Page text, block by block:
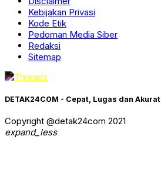
Kebijakan Privasi
Kode Etik
Pedoman Media Siber
Redaksi
Sitemap
DETAK24COM - Cepat, Lugas dan Akurat
Copyright @detak24com 2021
expand_less